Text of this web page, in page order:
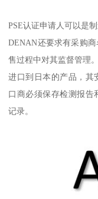
PSE认证申请人可以是
DENAN还要求有采购
售过程中对其监督管理。
进口到日本的产品，其
口商必须保存检测报告
记录。